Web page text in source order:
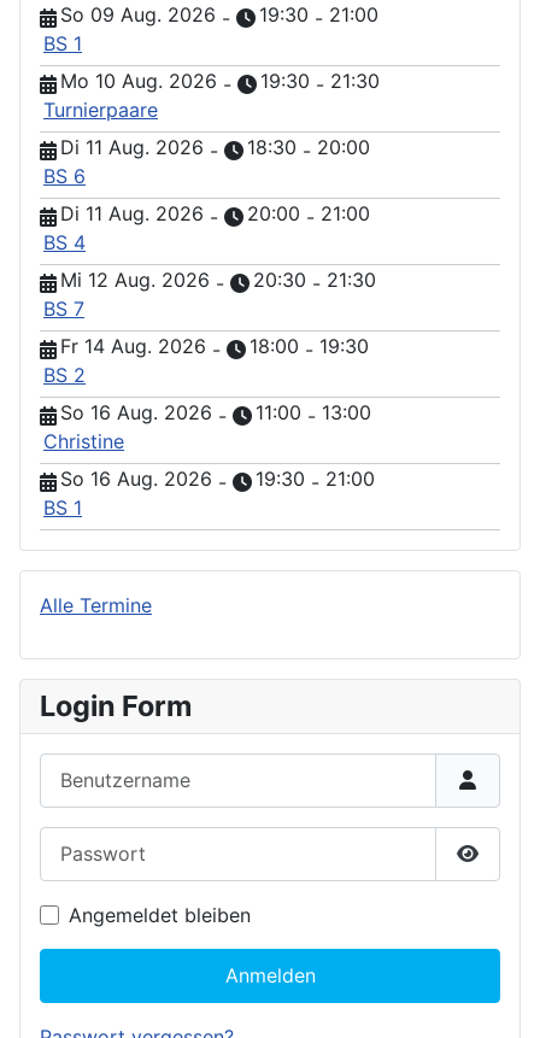
So 09 Aug. 2026 - 19:30 - 21:00
BS 1
Mo 10 Aug. 2026 - 19:30 - 21:30
Turnierpaare
Di 11 Aug. 2026 - 18:30 - 20:00
BS 6
Di 11 Aug. 2026 - 20:00 - 21:00
BS 4
Mi 12 Aug. 2026 - 20:30 - 21:30
BS 7
Fr 14 Aug. 2026 - 18:00 - 19:30
BS 2
So 16 Aug. 2026 - 11:00 - 13:00
Christine
So 16 Aug. 2026 - 19:30 - 21:00
BS 1
Alle Termine
Login Form
Angemeldet bleiben
Anmelden